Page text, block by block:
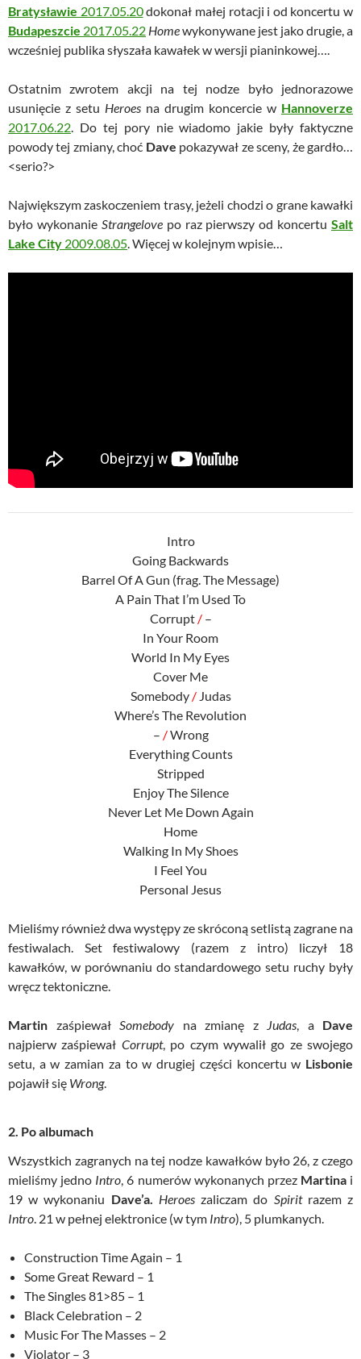
Bratysławie 2017.05.20dokonał małej rotacji i od koncertu w
Budapeszcie 2017.05.22 Homewykonywane jest jako drugie, a
wcześniej publika słyszała kawałek w wersji pianinkowej….
Ostatnim zwrotem akcji na tej nodze było jednorazowe
usunięcie z setu Heroes na drugim koncercie w Hannoverze
2017.06.22 . Do tej pory nie wiadomo jakie były faktyczne
powody tej zmiany, choć Dave pokazywał ze sceny, że gardło…
<serio?>
Największym zaskoczeniem trasy, jeżeli chodzi o grane kawałki
było wykonanie Strangelovepo raz pierwszy od koncertu Salt
Lake City 2009.08.05 . Więcej w kolejnym wpisie…
Intro
Going Backwards
Barrel Of A Gun (frag. The Message)
A Pain That I’m Used To
Corrupt /–
In Your Room
World In My Eyes
Cover Me
Somebody /Judas
Where’s The Revolution
– /Wrong
Everything Counts
Stripped
Enjoy The Silence
Never Let Me Down Again
Home
Walking In My Shoes
I Feel You
Personal Jesus
Mieliśmy również dwa występy ze skróconą setlistą zagrane na
festiwalach. Set festiwalowy (razem z intro) liczył 18
kawałków, w porównaniu do standardowego setu ruchy były
wręcz tektoniczne.
Martin zaśpiewał Somebody na zmianę z Judas , a Dave
najpierw zaśpiewał Corrupt, po czym wywalił go ze swojego
setu, a w zamian za to w drugiej części koncertu w Lisbonie
pojawił się Wrong.
2. Po albumach
Wszystkich zagranych na tej nodze kawałków było 26, z czego
mieliśmy jedno Intro , 6 numerów wykonanych przez Martinai
19 w wykonaniu Dave’a. Heroeszaliczam do Spiritrazem z
Intro . 21 w pełnej elektronice (w tym Intro), 5 plumkanych.
Construction Time Again – 1
Some Great Reward – 1
The Singles 81>85 – 1
Black Celebration – 2
Music For The Masses – 2
Violator – 3